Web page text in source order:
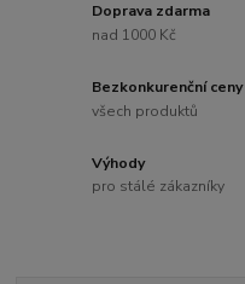
Doprava zdarma
nad 1000 Kč
Bezkonkurenční ceny
všech produktů
Výhody
pro stálé zákazníky